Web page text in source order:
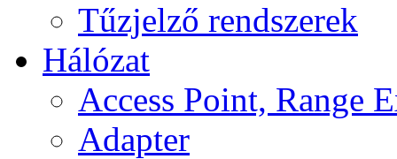
Tűzjelző rendszerek
Hálózat
Access Point, Range
Adapter